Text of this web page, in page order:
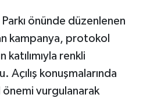
önünde düzenlenen
kampanya, protokol
renkli
konuşmalarında
önemi vurgulanarak